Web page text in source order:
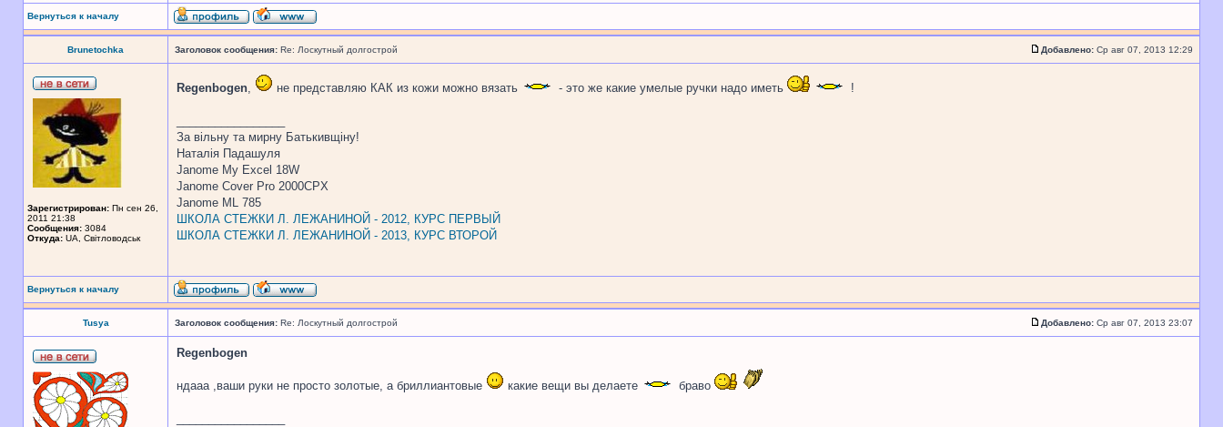
Вернуться к началу
Brunetochka Заголовок сообщения: Re: Лоскутный долгострой Добавлено: Ср авг 07, 2013 12:29
Зарегистрирован: Пн сен 26,
2011 21:38
Сообщения: 3084
Откуда: UA, Свiтловодськ
Regenbogen, не представляю КАК из кожи можно вязать - это же какие умелые ручки надо иметь !
За вiльну та мирну Батькивщiну!
Наталiя Падашуля
Janome My Excel 18W
Janome Cover Pro 2000CPX
Janome ML 785
ШКОЛА СТЕЖКИ Л. ЛЕЖАНИНОЙ - 2012, КУРС ПЕРВЫЙ
ШКОЛА СТЕЖКИ Л. ЛЕЖАНИНОЙ - 2013, КУРС ВТОРОЙ
Вернуться к началу
Tusya Заголовок сообщения: Re: Лоскутный долгострой Добавлено: Ср авг 07, 2013 23:07
Regenbogen
ндааа ,ваши руки не просто золотые, а бриллиантовые какие вещи вы делаете браво